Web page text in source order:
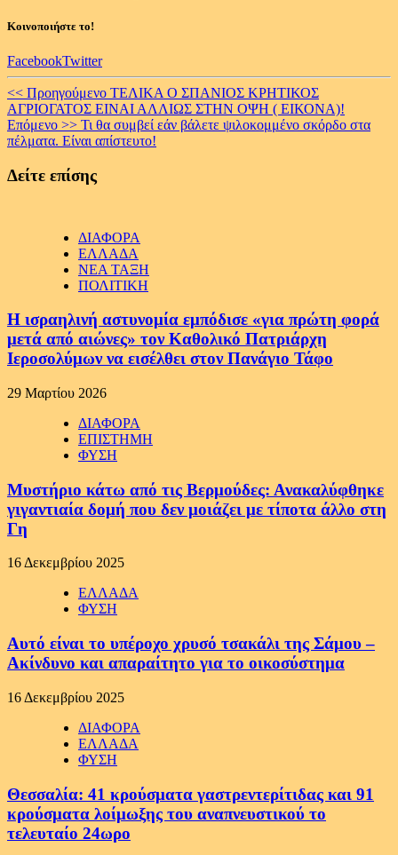
Κοινοποιήστε το!
FacebookTwitter
Continue
Reading
<< Προηγούμενο ΤΕΛΙΚΑ Ο ΣΠΑΝΙΟΣ ΚΡΗΤΙΚΟΣ
ΑΓΡΙΟΓΑΤΟΣ ΕΙΝΑΙ ΑΛΛΙΩΣ ΣΤΗΝ ΟΨΗ ( ΕΙΚΟΝΑ)!
Επόμενο >> Τι θα συμβεί εάν βάλετε ψιλοκομμένο σκόρδο στα
πέλματα. Είναι απίστευτο!
Δείτε επίσης
ΔΙΑΦΟΡΑ
ΕΛΛΑΔΑ
ΝΕΑ ΤΑΞΗ
ΠΟΛΙΤΙΚΗ
Η ισραηλινή αστυνομία εμπόδισε «για πρώτη φορά
μετά από αιώνες» τον Καθολικό Πατριάρχη
Ιεροσολύμων να εισέλθει στον Πανάγιο Τάφο
29 Μαρτίου 2026
ΔΙΑΦΟΡΑ
ΕΠΙΣΤΗΜΗ
ΦΥΣΗ
Μυστήριο κάτω από τις Βερμούδες: Ανακαλύφθηκε
γιγαντιαία δομή που δεν μοιάζει με τίποτα άλλο στη
Γη
16 Δεκεμβρίου 2025
ΕΛΛΑΔΑ
ΦΥΣΗ
Αυτό είναι το υπέροχο χρυσό τσακάλι της Σάμου –
Ακίνδυνο και απαραίτητο για το οικοσύστημα
16 Δεκεμβρίου 2025
ΔΙΑΦΟΡΑ
ΕΛΛΑΔΑ
ΦΥΣΗ
Θεσσαλία: 41 κρούσματα γαστρεντερίτιδας και 91
κρούσματα λοίμωξης του αναπνευστικού το
τελευταίο 24ωρο